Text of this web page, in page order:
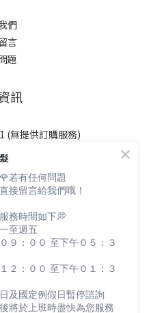
們
言
題
訊
(無提供訂購服務)
12:00；
號5樓(無提供現場販售)
若有任何問題
接留言給我們哦！
務時間如下💭
至週五
９：００ 至下午０５：３
２：００ 至下午０１：３
及國定例假日暫停諮詢
將於上班時盡快為您服務